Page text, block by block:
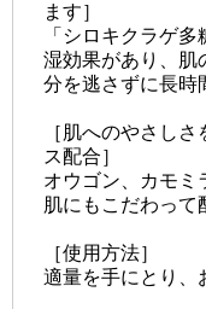
ます］
「シロキクラゲ
湿効果があり、肌
分を逃さずに長時
［肌へのやさし
ス配合］
オウゴン、カモミ
肌にもこだわって
［使用方法］
適量を手にとり、